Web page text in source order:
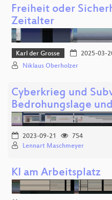
Freiheit oder
Zeitalter
Karl der Grosse 2025-03-
Niklaus Oberholzer
Cyberkrieg und
Bedrohungslage
2023-09-21
754
Lennart Maschmeyer
KI am Arbeitsplatz